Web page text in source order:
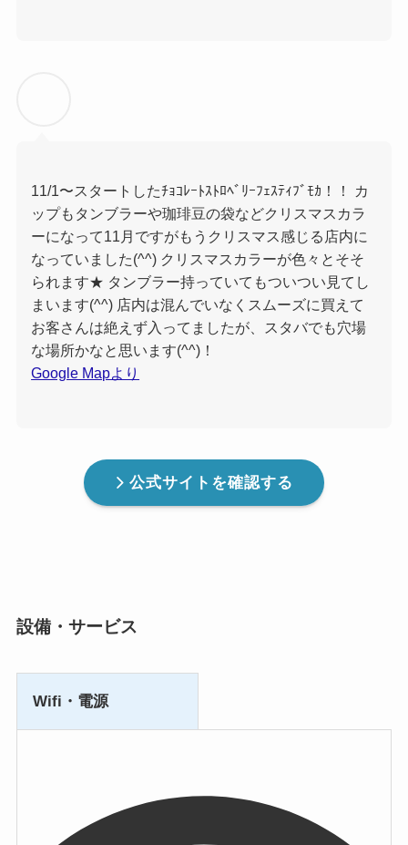
11/1〜スタートしたﾁｮｺﾚｰﾄｽﾄﾛﾍﾞﾘｰﾌｪｽﾃｨﾌﾞﾓｶ！！ カ
ップもタンブラーや珈琲豆の袋などクリスマスカラ
ーになって11月ですがもうクリスマス感じる店内に
なっていました(^^) クリスマスカラーが色々とそそ
られます★ タンブラー持っていてもついつい見てし
まいます(^^) 店内は混んでいなくスムーズに買えて
お客さんは絶えず入ってましたが、スタバでも穴場
な場所かなと思います(^^)！
Google Mapより
公式サイトを確認する
設備・サービス
Wifi・電源